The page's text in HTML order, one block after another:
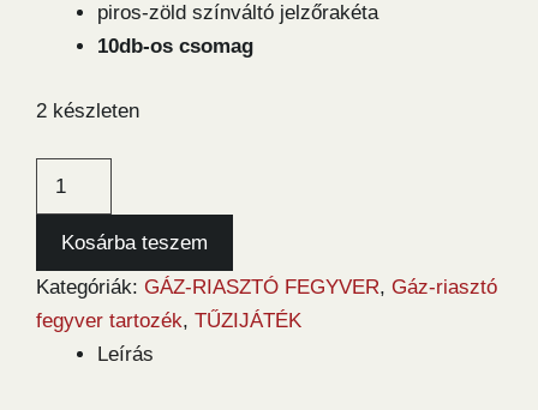
piros-zöld színváltó jelzőrakéta
10db-os csomag
2 készleten
Twin
jelzőrakéta
mennyiség
Kosárba teszem
Kategóriák: GÁZ-RIASZTÓ FEGYVER, Gáz-riasztó
fegyver tartozék, TŰZIJÁTÉK
Leírás